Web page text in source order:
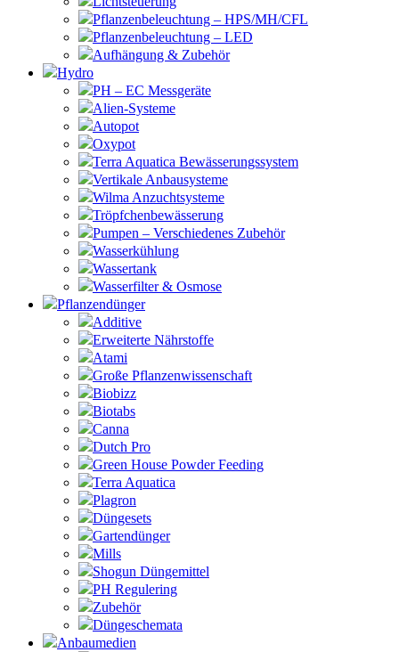
Pflanzenbeleuchtung – HPS/MH/CFL
Pflanzenbeleuchtung – LED
Aufhängung & Zubehör
Hydro
PH – EC Messgeräte
Alien-Systeme
Autopot
Oxypot
Terra Aquatica Bewässerungssystem
Vertikale Anbausysteme
Wilma Anzuchtsysteme
Tröpfchenbewässerung
Pumpen – Verschiedenes Zubehör
Wasserkühlung
Wassertank
Wasserfilter & Osmose
Pflanzendünger
Additive
Erweiterte Nährstoffe
Atami
Große Pflanzenwissenschaft
Biobizz
Biotabs
Canna
Dutch Pro
Green House Powder Feeding
Terra Aquatica
Plagron
Düngesets
Gartendünger
Mills
Shogun Düngemittel
PH Regulering
Zubehör
Düngeschemata
Anbaumedien